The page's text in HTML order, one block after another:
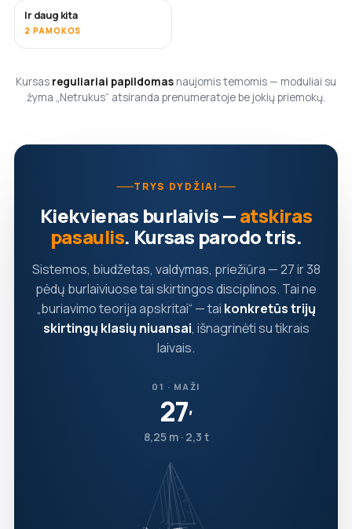
NETRUKUS
Ir daug kita
2 PAMOKOS
Kursas reguliariai papildomas naujomis temomis — moduliai su
žyma „Netrukus“ atsiranda prenumeratoje be jokių priemokų.
TRYS DYDŽIAI
Kiekvienas burlaivis —atskiras
pasaulis. Kursas parodo tris.
Sistemos, biudžetas, valdymas, priežiūra — 27 ir 38
pėdų burlaiviuose tai skirtingos disciplinos. Tai ne
„buriavimo teorija apskritai“ — tai konkretūs trijų
skirtingų klasių niuansai, išnagrinėti su tikrais
laivais.
01 · MAŽI
27′
8,25 m · 2,3 t